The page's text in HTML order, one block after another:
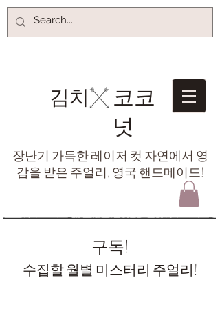
김치​
코코
넛
장난기 가득한 레이저 컷 자연에서 영
감을 받은 주얼리, 영국 핸드메이드!
구독!
수집할 월별 미스터리 주얼리!